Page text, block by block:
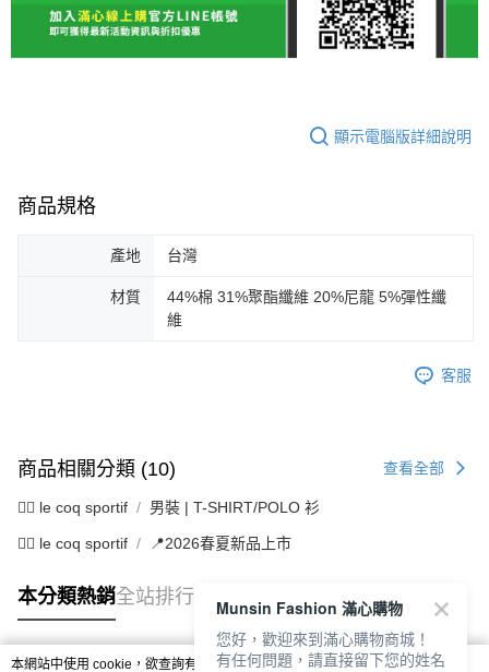
顯示電腦版詳細說明
商品規格
產地 台灣
材質
44%棉 31%聚酯纖維 20%尼龍 5%彈性纖
維
客服
商品相關分類 (10) 查看全部
🚴‍♂️ le coq sportif 男裝 | T-SHIRT/POLO 衫
🚴‍♂️ le coq sportif 📍2026春夏新品上市
本分類熱銷全站排行
本網站中使用 cookie，欲查詢有關本網站使用 cookie 方式之詳情，及若您不希
Munsin Fashion 滿心購物
您好，歡迎來到滿心購物商城！
有任何問題，請直接留下您的姓名